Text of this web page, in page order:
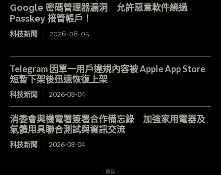
Google 密碼管理器漏洞 允許惡意軟件繞過
Passkey 接管帳戶！
科技新聞 2026-08-05
Telegram 因單一用戶違規內容被 Apple App Store
短暫下架後迅速恢復上架
科技新聞 2026-08-04
消委會與機電署簽署合作備忘錄 加強家用電器及
氣體用具聯合測試與資訊交流
科技新聞 2026-08-04
- 廣告 -